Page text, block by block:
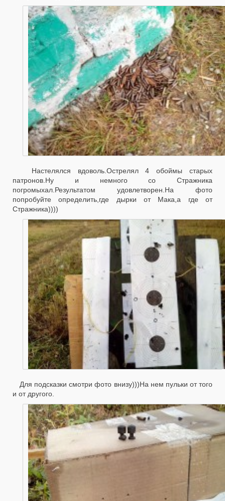
Настелялся вдоволь.Острелял 4 обоймы старых
патронов.Ну и немного со Стражника
погромыхал.Результатом удовлетворен.На фото
попробуйте определить,где дырки от Мака,а где от
Стражника))))
Для подсказки смотри фото внизу)))На нем пульки от того
и от другого.